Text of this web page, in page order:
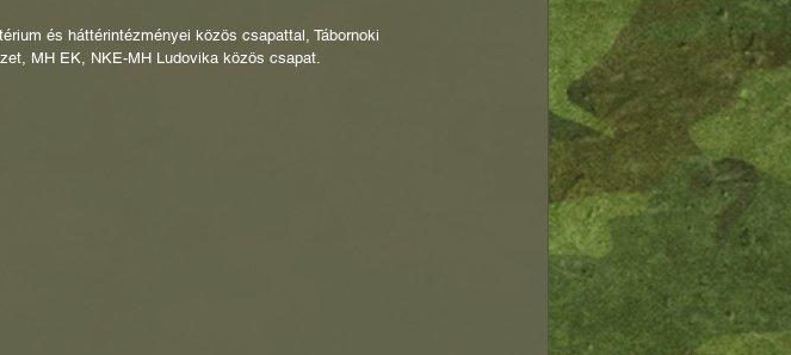
és háttérintézményei közös csapattal, Tábornoki
MH EK, NKE-MH Ludovika közös csapat.